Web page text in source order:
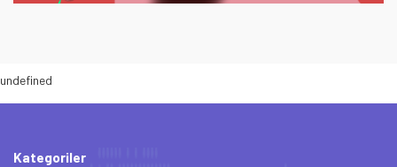
undefined
Kategoriler